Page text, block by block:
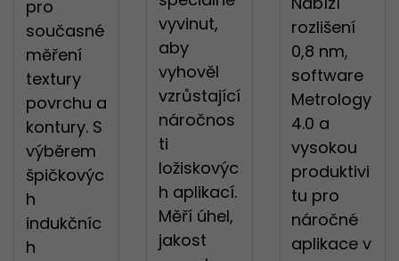
pro
současné
měření
textury
povrchu a
kontury. S
výběrem
špičkovýc
h
indukčníc
h
vyvinut,
aby
vyhověl
vzrůstající
náročnos
ti
ložiskovýc
h aplikací.
Měří úhel,
jakost
rozlišení
0,8 nm,
software
Metrology
4.0 a
vysokou
produktivi
tu pro
náročné
aplikace v
NE, NEVYPNU
Heslo
znovu
REGISTROVAT
Děkujeme
za Vaš hlas.
ZAPOMENUTÉ HESLO PŘIHLÁSIT